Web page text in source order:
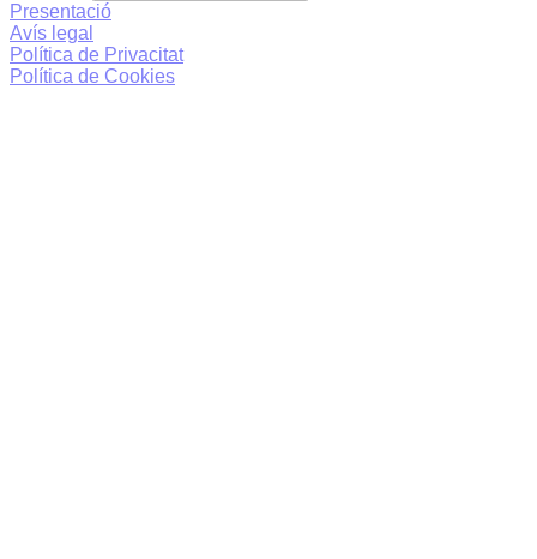
Presentació
Avís legal
Política de Privacitat
Política de Cookies